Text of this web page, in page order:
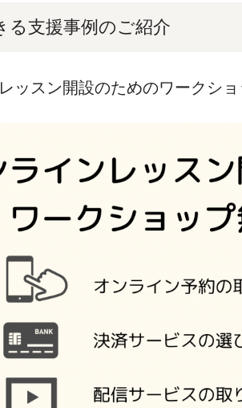
る支援事例のご紹介
ッスン開設のためのワークシ